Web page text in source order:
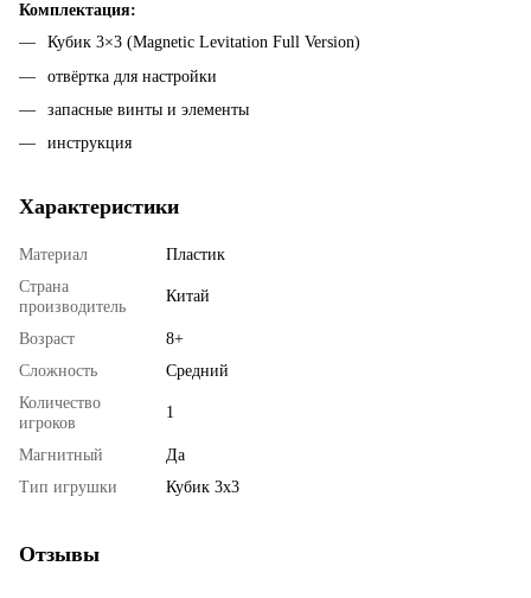
Комплектация:
Кубик 3×3 (Magnetic Levitation Full Version)
отвёртка для настройки
запасные винты и элементы
инструкция
Характеристики
Материал
Пластик
Страна
производитель
Китай
Возраст
8+
Сложность
Средний
Количество
игроков
1
Магнитный
Да
Тип игрушки
Кубик 3x3
Отзывы